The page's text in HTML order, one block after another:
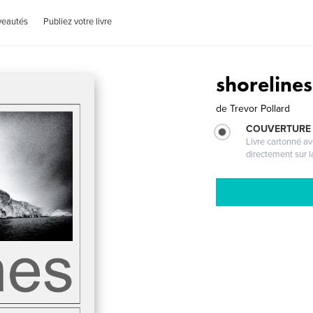
Publiez votre livre
de Trevor Pollard
Livre cartonné
directement sur